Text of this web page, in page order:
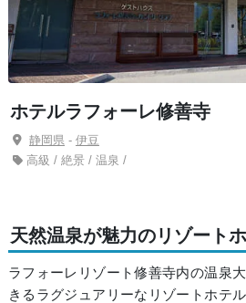
ホテルラフォーレ修善寺
静岡県- 伊豆
高級 / 絶景 / 温泉 /
天然温泉が魅力のリゾート
ラフォーレリゾート修善寺内の温泉
きるラグジュアリーなリゾートホテ